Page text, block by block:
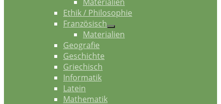
Ethik / Philosophie
Französisch
Materialien
Geografie
Geschichte
Griechisch
Informatik
Latein
Mathematik